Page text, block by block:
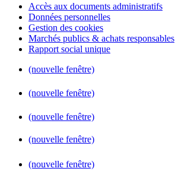
Accès aux documents administratifs
Données personnelles
Gestion des cookies
Marchés publics & achats responsables
Rapport social unique
(nouvelle fenêtre)
(nouvelle fenêtre)
(nouvelle fenêtre)
(nouvelle fenêtre)
(nouvelle fenêtre)